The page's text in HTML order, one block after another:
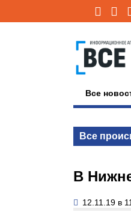
Все
Все
В
12.11.19 в